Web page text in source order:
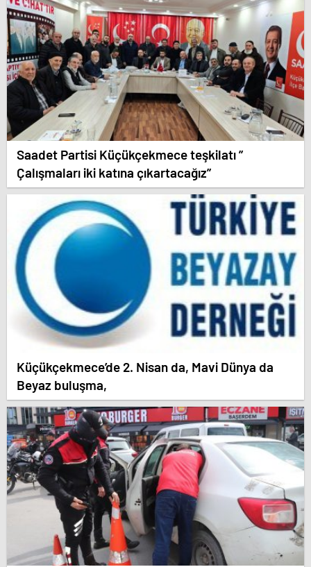
Saadet Partisi Küçükçekmece teşkilatı ”
Çalışmaları iki katına çıkartacağız”
Küçükçekmece’de 2. Nisan da, Mavi Dünya da
Beyaz buluşma,